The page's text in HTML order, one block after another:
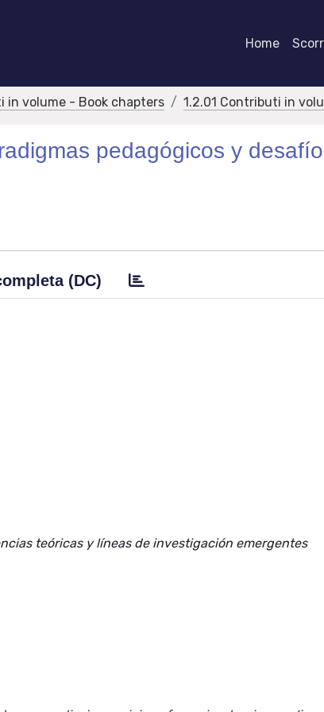
Home
in volume - Book chapters 1.2.01 Contributi in
pedagógicos y
(DC)
teóricas y líneas de investigación emergentes